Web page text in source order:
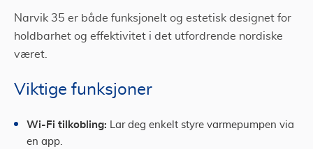
Narvik 35 er både funksjonelt og estetisk designet for
holdbarhet og effektivitet i det utfordrende nordiske
været.
Viktige funksjoner
Wi-Fi tilkobling: Lar deg enkelt styre varmepumpen via
en app.